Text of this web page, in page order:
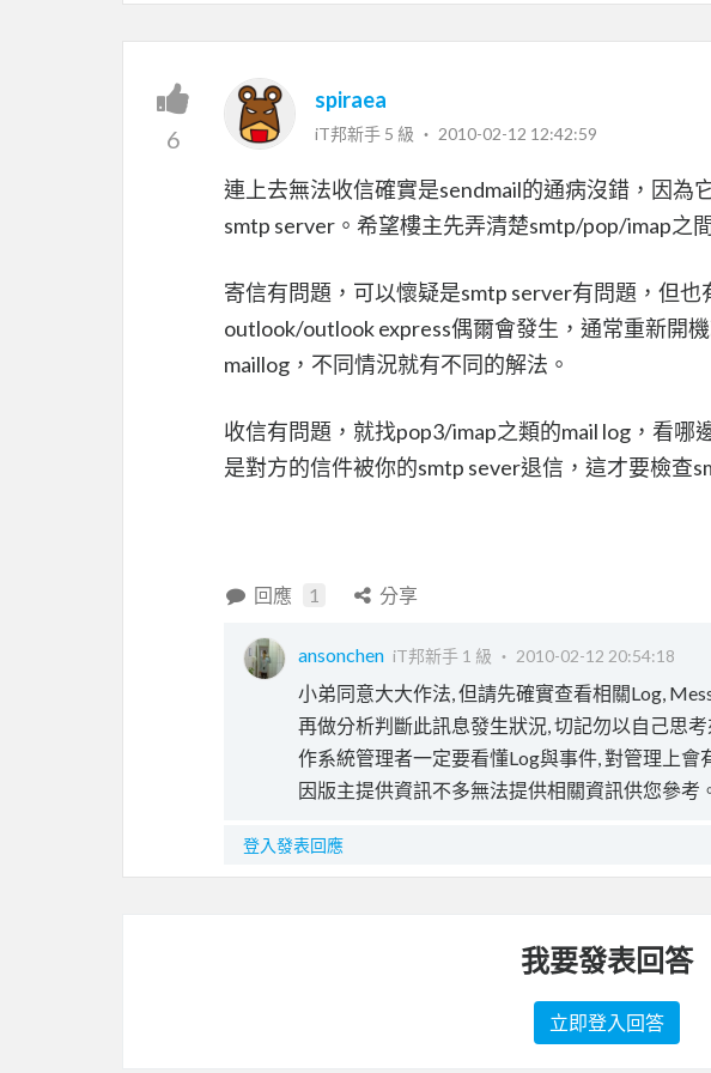
6
spiraea
iT邦新手 5 級 ‧ 2010-02-12 12:42:59
連上去無法收信確實是sendmail的通病沒錯，因為
smtp server。希望樓主先弄清楚smtp/pop/imap之
寄信有問題，可以懷疑是smtp server有問題，但
outlook/outlook express偶爾會發生，通常重新開
maillog，不同情況就有不同的解法。
收信有問題，就找pop3/imap之類的mail log，看哪
是對方的信件被你的smtp sever退信，這才要檢查
回應 1 分享
ansonchen iT邦新手 1 級 ‧ 2010-02-12 20:54:18
小弟同意大大作法, 但請先確實查看相關Log,
再做分析判斷此訊息發生狀況, 切記勿以自己思
作系統管理者一定要看懂Log與事件, 對管理上會
因版主提供資訊不多無法提供相關資訊供您參考
登入發表回應
我要發表回答
立即登入回答